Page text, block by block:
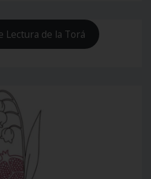
Lectura de la Torá